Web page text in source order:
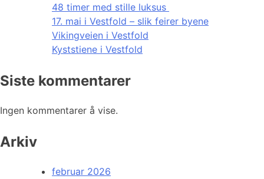
48 timer med stille luksus
17. mai i Vestfold – slik feirer byene
Vikingveien i Vestfold
Kyststiene i Vestfold
Siste kommentarer
Ingen kommentarer å vise.
Arkiv
februar 2026